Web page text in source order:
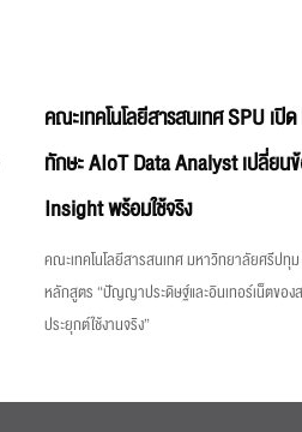
คณะเทคโนโลยีสารสนเทศ SPU เ
ทักษะ AIoT Data Analyst เปลี่ยน
Insight พร้อมใช้จริง
คณะเทคโนโลยีสารสนเทศ มหาวิทยาลัยศรีปทุ
หลักสูตร “ปัญญาประดิษฐ์และอินเทอร์เน็ตของ
ประยุกต์ใช้งานจริง”